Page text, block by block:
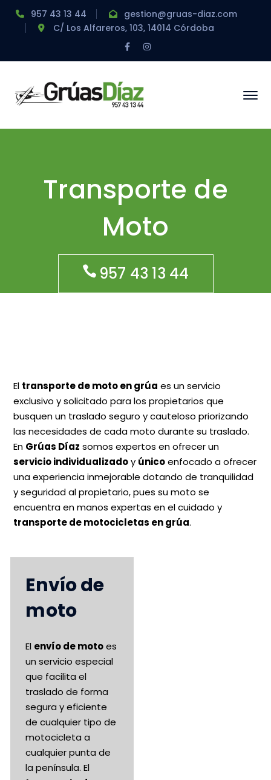
957 43 13 44
gestion@gruas-diaz.com
C/ Los Alfareros, 103, 14014 Córdoba
Facebook
Profile
Instagram
Profile
Transporte de
Moto
957 43 13 44
El transporte de moto en grúa es un servicio
exclusivo y solicitado para los propietarios que
busquen un traslado seguro y cauteloso priorizando
las necesidades de cada moto durante su traslado.
En Grúas Díaz somos expertos en ofrecer un
servicio individualizadoy únicoenfocado a ofrecer
una experiencia inmejorable dotando de tranquilidad
y seguridad al propietario, pues su moto se
encuentra en manos expertas en el cuidado y
transporte de motocicletas en grúa.
Envío de
moto
El envío de motoes
un servicio especial
que facilita el
traslado de forma
segura y eficiente
de cualquier tipo de
motocicleta a
cualquier punta de
la península. El